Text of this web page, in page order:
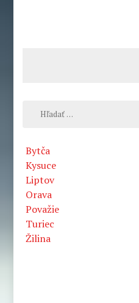
Hľadať:
Bytča
Kysuce
Liptov
Orava
Považie
Turiec
Žilina